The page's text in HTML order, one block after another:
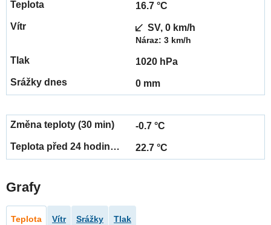
16.7 °C
SV, 0 km/h
Náraz: 3 km/h
1020 hPa
0 mm
-0.7 °C
22.7 °C
Grafy
Teplota Vítr Srážky Tlak